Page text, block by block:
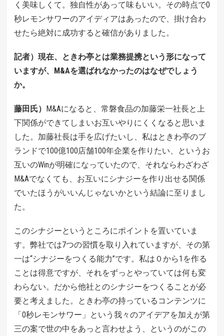
く美味しくて。独自性があって味もいい。その時点で0
秒レモンサワーのアイディアはあったので、掛け合わ
せたら絶対に成功すると確信がありました。
記者）現在、ときわ亭とは業務提携という形になって
いますが、M&Aを選ばれなかったのはなぜでしょう
か。
藤田氏） M&Aになると、常磐食品の加藤栄一社長と上
下関係ができてしまいお互いやりにくくなると思いま
した。加藤社長は手を広げたいし、私はときわ亭のブ
ランドで100億100店舗100年企業を作りたい、というお
互いのWinが明確になっていたので、それならわざわざ
M&Aでなくても、お互いにシナジーを作り出せる関係
でいたほうがいいんじゃないかという結論に至りまし
た。
このシナジーというところにポイントを置いていま
す。弊社では7つの習慣を取り入れていますが、その第
一は“シナジーをつくる能力”です。私は０から1を作る
ことは得意ですが、それをずっとやっていては何も変
わらない。だから他社とのシナジーをつくることが必
要と考えました。ときわ亭の持っているコンテンツに
「0秒レモンサワー」という我々のアイデアを加えが第
三の案で世の中をあっと言わせよう、というのがこの